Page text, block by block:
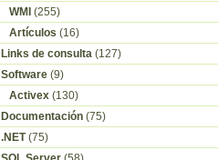
WMI (255)
Artículos (16)
Links de consulta(127)
Software(9)
Activex(130)
Documentación(75)
.NET(75)